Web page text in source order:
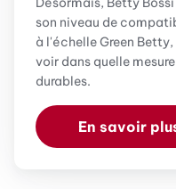
son niveau de
à l'échelle Green
voir dans quelle
durables.
En savoir